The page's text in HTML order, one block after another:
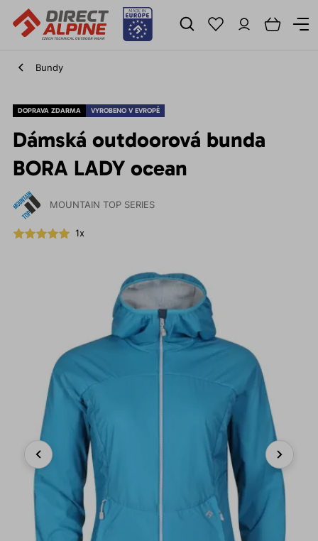
Bundy
DOPRAVA ZDARMA VYROBENO V EVROPĚ
Dámská outdoorová bunda
BORA LADY ocean
MOUNTAIN TOP SERIES
1x
Previous Next